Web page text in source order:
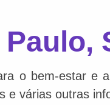
o bem-estar e
e várias outras